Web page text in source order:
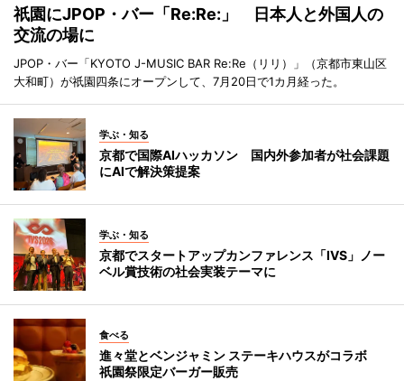
祇園にJPOP・バー「Re:Re:」 日本人と外国人の
交流の場に
JPOP・バー「KYOTO J-MUSIC BAR Re:Re（リリ）」（京都市東山区
大和町）が祇園四条にオープンして、7月20日で1カ月経った。
学ぶ・知る
京都で国際AIハッカソン 国内外参加者が社会課題
にAIで解決策提案
学ぶ・知る
京都でスタートアップカンファレンス「IVS」ノー
ベル賞技術の社会実装テーマに
食べる
進々堂とベンジャミン ステーキハウスがコラボ
祇園祭限定バーガー販売